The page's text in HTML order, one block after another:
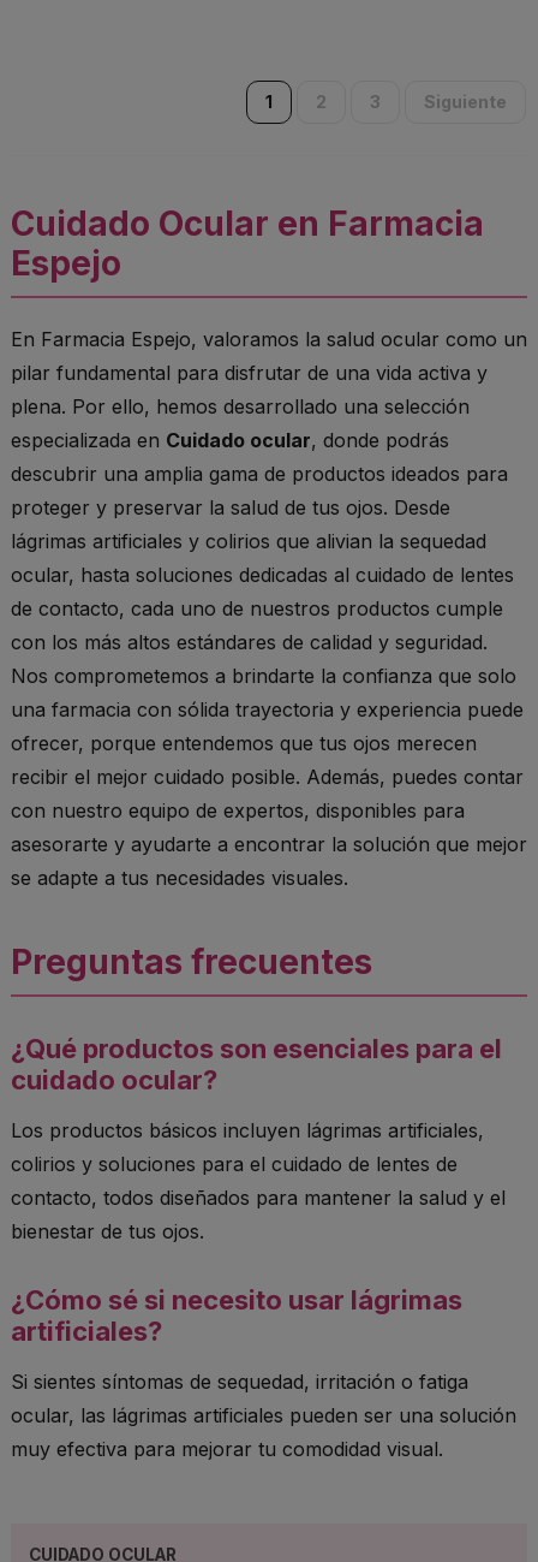
1 2 3 Siguiente
Cuidado Ocular en Farmacia
Espejo
En Farmacia Espejo, valoramos la salud ocular como un
pilar fundamental para disfrutar de una vida activa y
plena. Por ello, hemos desarrollado una selección
especializada en Cuidado ocular, donde podrás
descubrir una amplia gama de productos ideados para
proteger y preservar la salud de tus ojos. Desde
lágrimas artificiales y colirios que alivian la sequedad
ocular, hasta soluciones dedicadas al cuidado de lentes
de contacto, cada uno de nuestros productos cumple
con los más altos estándares de calidad y seguridad.
Nos comprometemos a brindarte la confianza que solo
una farmacia con sólida trayectoria y experiencia puede
ofrecer, porque entendemos que tus ojos merecen
recibir el mejor cuidado posible. Además, puedes contar
con nuestro equipo de expertos, disponibles para
asesorarte y ayudarte a encontrar la solución que mejor
se adapte a tus necesidades visuales.
Preguntas frecuentes
¿Qué productos son esenciales para el
cuidado ocular?
Los productos básicos incluyen lágrimas artificiales,
colirios y soluciones para el cuidado de lentes de
contacto, todos diseñados para mantener la salud y el
bienestar de tus ojos.
¿Cómo sé si necesito usar lágrimas
artificiales?
Si sientes síntomas de sequedad, irritación o fatiga
ocular, las lágrimas artificiales pueden ser una solución
muy efectiva para mejorar tu comodidad visual.
CUIDADO OCULAR